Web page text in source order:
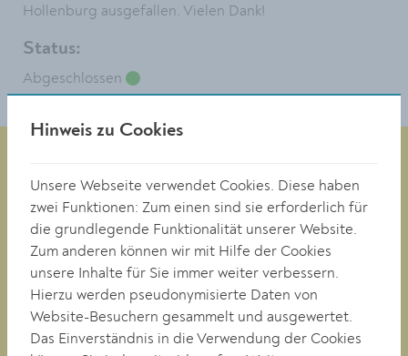
Hollenburg ausgefallen. Vielen Dank!
Status:
Abgeschlossen
Magistrat der Stadt Krems
Obere Landstraße 4
A-3500 Krems
Tel. +43 (0)2732/801-0
Fax +43 (0)2732/801-90 269
Hinweis zu Cookies
Unsere Webseite verwendet Cookies. Diese haben
zwei Funktionen: Zum einen sind sie erforderlich für
die grundlegende Funktionalität unserer Website.
Zum anderen können wir mit Hilfe der Cookies
unsere Inhalte für Sie immer weiter verbessern.
Hierzu werden pseudonymisierte Daten von
Website-Besuchern gesammelt und ausgewertet.
Das Einverständnis in die Verwendung der Cookies